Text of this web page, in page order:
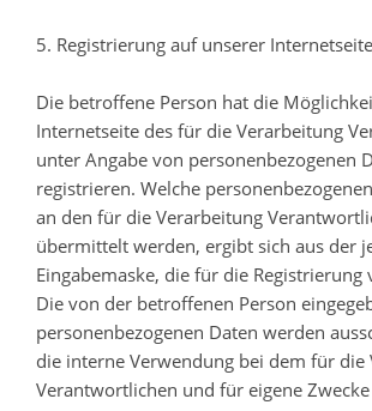
5. Registrierung auf unserer Internetseite
Die betroffene Person hat die
Internetseite des für die Verarbeitung
unter Angabe von personenbezogenen
registrieren. Welche
an den für die Verarbeitung
übermittelt werden, ergibt sich aus der
Eingabemaske, die für die
Die von der betroffenen Person
personenbezogenen Daten werden
die interne Verwendung bei dem für die
Verantwortlichen und für eigene